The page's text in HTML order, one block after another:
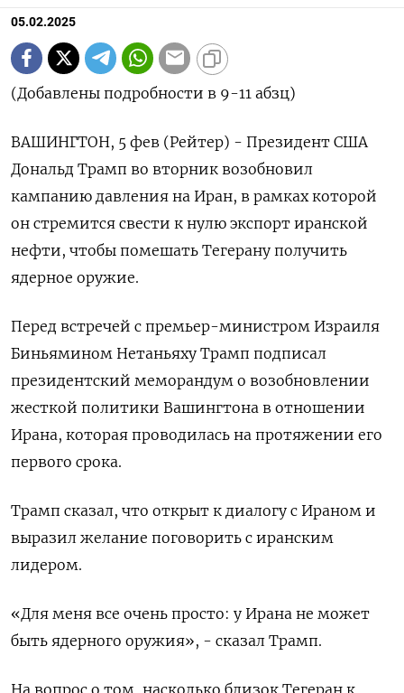
05.02.2025
(Добавлены подробности в 9-11 абзц)
ВАШИНГТОН, 5 фев (Рейтер) - Президент США
Дональд Трамп во вторник возобновил
кампанию давления на Иран, в рамках которой
он стремится свести к нулю экспорт иранской
нефти, чтобы помешать Тегерану получить
ядерное оружие.
Перед встречей с премьер-министром Израиля
Биньямином Нетаньяху Трамп подписал
президентский меморандум о возобновлении
жесткой политики Вашингтона в отношении
Ирана, которая проводилась на протяжении его
первого срока.
Трамп сказал, что открыт к диалогу с Ираном и
выразил желание поговорить с иранским
лидером.
«Для меня все очень просто: у Ирана не может
быть ядерного оружия», - сказал Трамп.
На вопрос о том, насколько близок Тегеран к